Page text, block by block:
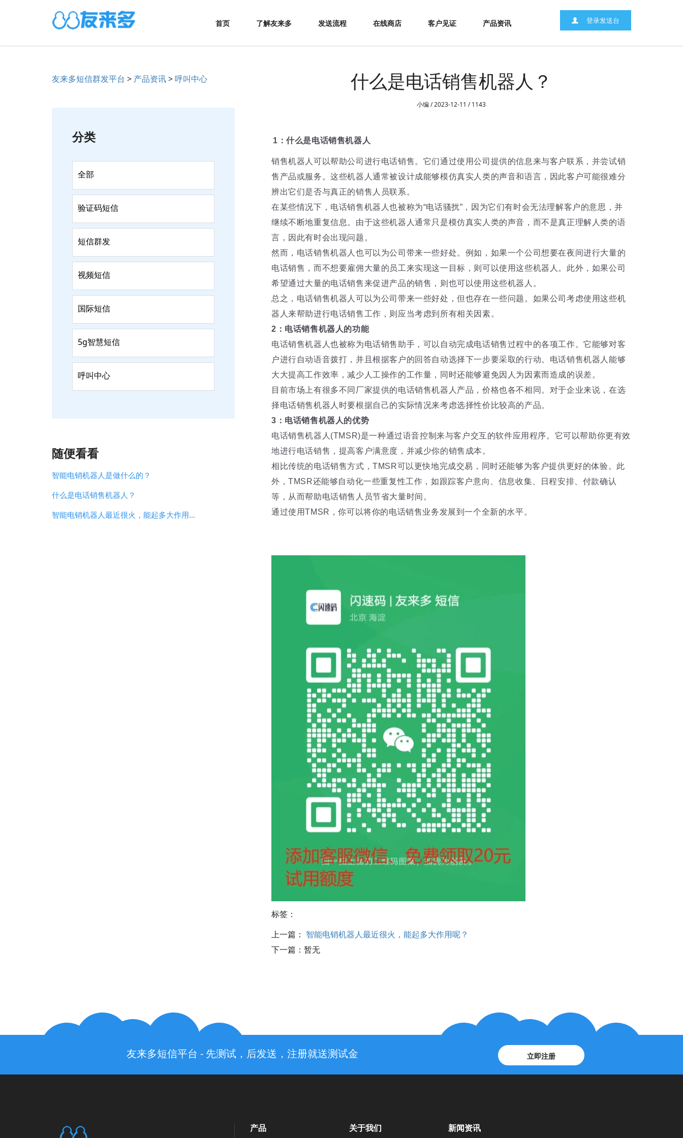
首页 了解友来多 发送流程 在线商店 客户见证 产品资讯 登录发送台
友来多短信群发平台 > 产品资讯>呼叫中心
分类
全部
验证码短信
短信群发
视频短信
国际短信
5g智慧短信
呼叫中心
随便看看
智能电销机器人是做什么的？
什么是电话销售机器人？
智能电销机器人最近很火，能起多大作用...
什么是电话销售机器人？
小编 / 2023-12-11 /1143
1：什么是电话销售机器人
销售机器人可以帮助公司进行电话销售。它们通过使用公司提供的信息来与客户联系，并尝试销
售产品或服务。这些机器人通常被设计成能够模仿真实人类的声音和语言，因此客户可能很难分
辨出它们是否与真正的销售人员联系。
在某些情况下，电话销售机器人也被称为“电话骚扰”，因为它们有时会无法理解客户的意思，并
继续不断地重复信息。由于这些机器人通常只是模仿真实人类的声音，而不是真正理解人类的语
言，因此有时会出现问题。
然而，电话销售机器人也可以为公司带来一些好处。例如，如果一个公司想要在夜间进行大量的
电话销售，而不想要雇佣大量的员工来实现这一目标，则可以使用这些机器人。此外，如果公司
希望通过大量的电话销售来促进产品的销售，则也可以使用这些机器人。
总之，电话销售机器人可以为公司带来一些好处，但也存在一些问题。如果公司考虑使用这些机
器人来帮助进行电话销售工作，则应当考虑到所有相关因素。
2：电话销售机器人的功能
电话销售机器人也被称为电话销售助手，可以自动完成电话销售过程中的各项工作。它能够对客
户进行自动语音拨打，并且根据客户的回答自动选择下一步要采取的行动。电话销售机器人能够
大大提高工作效率，减少人工操作的工作量，同时还能够避免因人为因素而造成的误差。
目前市场上有很多不同厂家提供的电话销售机器人产品，价格也各不相同。对于企业来说，在选
择电话销售机器人时要根据自己的实际情况来考虑选择性价比较高的产品。
3：电话销售机器人的优势
电话销售机器人(TMSR)是一种通过语音控制来与客户交互的软件应用程序。它可以帮助你更有效
地进行电话销售，提高客户满意度，并减少你的销售成本。
相比传统的电话销售方式，TMSR可以更快地完成交易，同时还能够为客户提供更好的体验。此
外，TMSR还能够自动化一些重复性工作，如跟踪客户意向、信息收集、日程安排、付款确认
等，从而帮助电话销售人员节省大量时间。
通过使用TMSR，你可以将你的电话销售业务发展到一个全新的水平。
标签：
上一篇： 智能电销机器人最近很火，能起多大作用呢？
下一篇： 暂无
友来多短信平台 - 先测试，后发送，注册就送测试金 立即注册
产品 关于我们 新闻资讯